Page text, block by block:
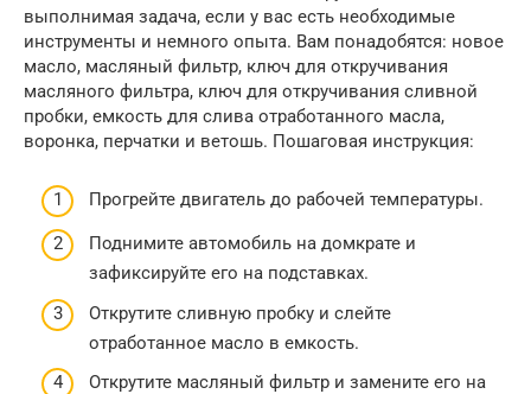
выполнимая задача, если у вас есть необходимые
инструменты и немного опыта. Вам понадобятся: новое
масло, масляный фильтр, ключ для откручивания
масляного фильтра, ключ для откручивания сливной
пробки, емкость для слива отработанного масла,
воронка, перчатки и ветошь. Пошаговая инструкция:
Прогрейте двигатель до рабочей температуры.
Поднимите автомобиль на домкрате и
зафиксируйте его на подставках.
Открутите сливную пробку и слейте
отработанное масло в емкость.
Открутите масляный фильтр и замените его на